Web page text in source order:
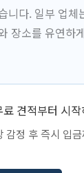
다. 일부 업
장소를 유연하
견적부터 시
감정 후 즉시 입